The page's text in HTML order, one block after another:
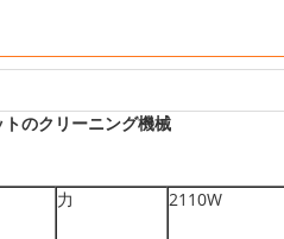
のクリーニング機械
力 2110W